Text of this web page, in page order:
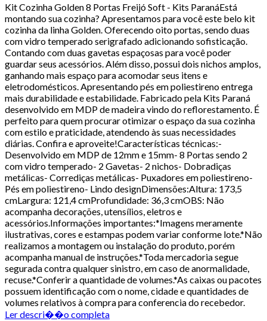
Kit Cozinha Golden 8 Portas Freijó Soft - Kits ParanáEstá
montando sua cozinha? Apresentamos para você este belo kit
cozinha da linha Golden. Oferecendo oito portas, sendo duas
com vidro temperado serigrafado adicionando sofisticação.
Contando com duas gavetas espaçosas para você poder
guardar seus acessórios. Além disso, possui dois nichos amplos,
ganhando mais espaço para acomodar seus itens e
eletrodomésticos. Apresentando pés em poliestireno entrega
mais durabilidade e estabilidade. Fabricado pela Kits Paraná
desenvolvido em MDP de madeira vindo do reflorestamento. É
perfeito para quem procurar otimizar o espaço da sua cozinha
com estilo e praticidade, atendendo às suas necessidades
diárias. Confira e aproveite!Características técnicas:-
Desenvolvido em MDP de 12mm e 15mm- 8 Portas sendo 2
com vidro temperado- 2 Gavetas- 2 nichos- Dobradiças
metálicas- Corrediças metálicas- Puxadores em poliestireno-
Pés em poliestireno- Lindo designDimensões:Altura: 173,5
cmLargura: 121,4 cmProfundidade: 36,3 cmOBS: Não
acompanha decorações, utensílios, eletros e
acessórios.Informações importantes:*Imagens meramente
ilustrativas, cores e estampas podem variar conforme lote.*Não
realizamos a montagem ou instalação do produto, porém
acompanha manual de instruções.*Toda mercadoria segue
segurada contra qualquer sinistro, em caso de anormalidade,
recuse.*Conferir a quantidade de volumes.*As caixas ou pacotes
possuem identificação com o nome, cidade e quantidades de
volumes relativos à compra para conferencia do recebedor.
Ler descri��o completa